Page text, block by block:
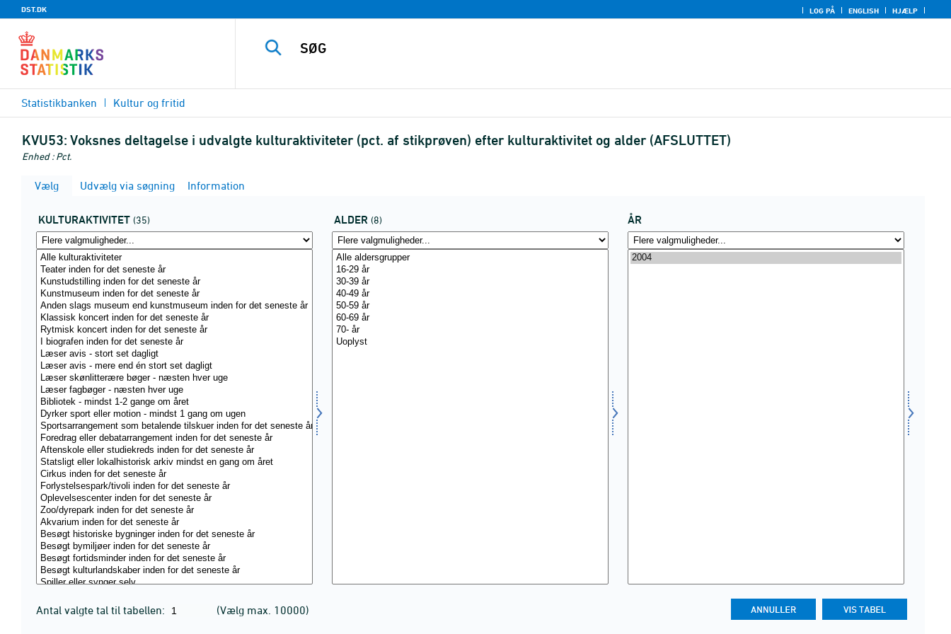
DST.DK LOG PÅ ENGLISH HJÆLP
Statistikbanken Kultur og fritid
KVU53: Voksnes deltagelse i udvalgte kulturaktiviteter (pct. af stikprøven) efter kulturaktivitet og alder (AFSLUTTET)
Enhed : Pct.
Vælg Udvælg via søgning Information
KULTURAKTIVITET (35) ALDER (8) ÅR
Antal valgte tal til tabellen: (Vælg max. 10000)